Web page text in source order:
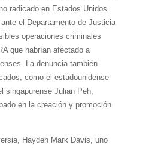
radicado en Estados Unidos
el Departamento de Justicia
operaciones criminales
que habrían afectado a
La denuncia también
como el estadounidense
singapurense Julian Peh,
en la creación y promoción
Hayden Mark Davis, uno